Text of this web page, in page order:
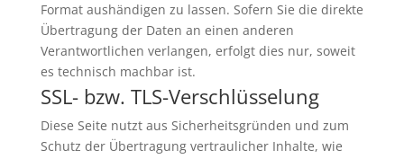
Format aushändigen zu lassen. Sofern Sie die direkte
Übertragung der Daten an einen anderen
Verantwortlichen verlangen, erfolgt dies nur, soweit
es technisch machbar ist.
SSL- bzw. TLS-Verschlüsselung
Diese Seite nutzt aus Sicherheitsgründen und zum
Schutz der Übertragung vertraulicher Inhalte, wie